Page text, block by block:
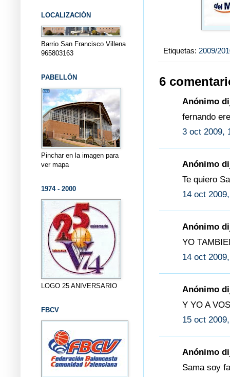
Etiquetas: 2009/
6
Anónimo
fernando
3 oct 2009,
Anónimo
Te quiero
14 oct
Anónimo
YO
14 oct
Anónimo
Y YO A
15 oct
Anónimo
Sama soy
LOCALIZACIÓN
Barrio San Francisco Villena
965803163
PABELLÓN
Pinchar en la imagen para
ver mapa
1974 - 2000
LOGO 25 ANIVERSARIO
FBCV